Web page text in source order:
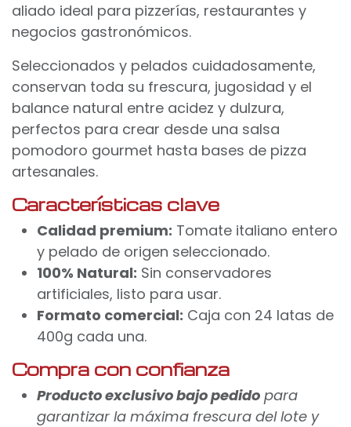
aliado ideal para pizzerías, restaurantes y
negocios gastronómicos.
Seleccionados y pelados cuidadosamente,
conservan toda su frescura, jugosidad y el
balance natural entre acidez y dulzura,
perfectos para crear desde una salsa
pomodoro gourmet hasta bases de pizza
artesanales.
Características clave
Calidad premium: Tomate italiano entero
y pelado de origen seleccionado.
100% Natural: Sin conservadores
artificiales, listo para usar.
Formato comercial: Caja con 24 latas de
400g cada una.
Compra con confianza
Producto exclusivo bajo pedido para
garantizar la máxima frescura del lote y